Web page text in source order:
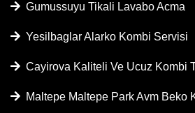
Gumussuyu Tikali Lavabo Acma
Yesilbaglar Alarko Kombi Servisi
Cayirova Kaliteli Ve Ucuz Kombi
Maltepe Maltepe Park Avm Beko